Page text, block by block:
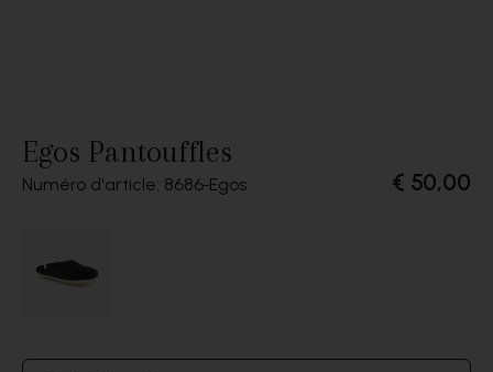
Egos Pantouffles
Numéro d'article: 8686 Egos € 50,00